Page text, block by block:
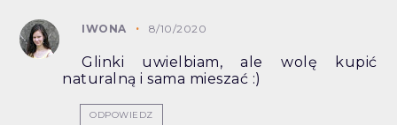
IWONA 8/10/2020
Glinki uwielbiam, ale wolę kupić
naturalną i sama mieszać :)
ODPOWIEDZ